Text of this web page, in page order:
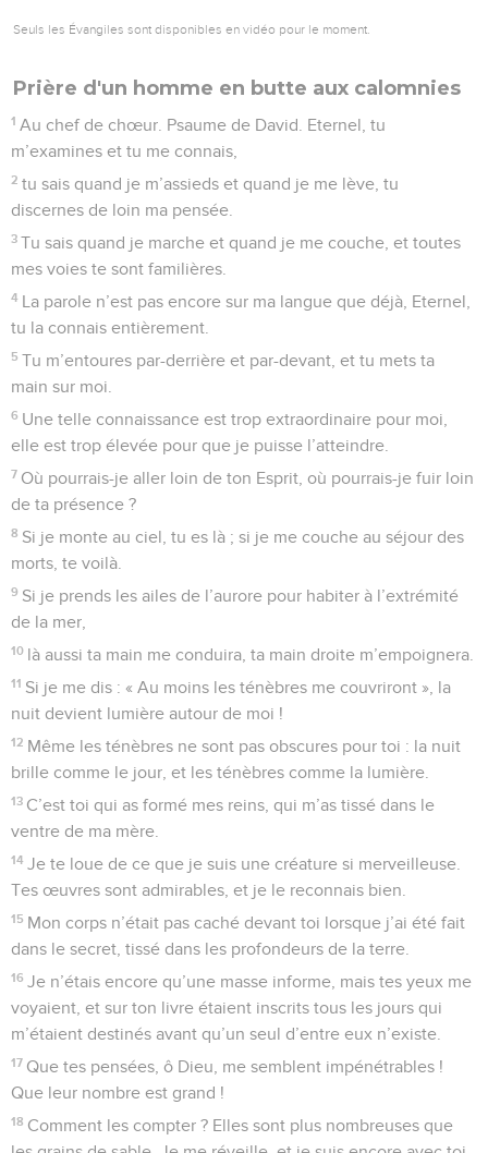
Seuls les Évangiles sont disponibles en vidéo pour le moment.
Prière d'un homme en butte aux calomnies
1 Au chef de chœur. Psaume de David. Eternel, tu
m’examines et tu me connais,
2 tu sais quand je m’assieds et quand je me lève, tu
discernes de loin ma pensée.
3 Tu sais quand je marche et quand je me couche, et toutes
mes voies te sont familières.
4 La parole n’est pas encore sur ma langue que déjà, Eternel,
tu la connais entièrement.
5 Tu m’entoures par-derrière et par-devant, et tu mets ta
main sur moi.
6 Une telle connaissance est trop extraordinaire pour moi,
elle est trop élevée pour que je puisse l’atteindre.
7 Où pourrais-je aller loin de ton Esprit, où pourrais-je fuir loin
de ta présence ?
8 Si je monte au ciel, tu es là ; si je me couche au séjour des
morts, te voilà.
9 Si je prends les ailes de l’aurore pour habiter à l’extrémité
de la mer,
10 là aussi ta main me conduira, ta main droite m’empoignera.
11 Si je me dis : « Au moins les ténèbres me couvriront », la
nuit devient lumière autour de moi !
12 Même les ténèbres ne sont pas obscures pour toi : la nuit
brille comme le jour, et les ténèbres comme la lumière.
13 C’est toi qui as formé mes reins, qui m’as tissé dans le
ventre de ma mère.
14 Je te loue de ce que je suis une créature si merveilleuse.
Tes œuvres sont admirables, et je le reconnais bien.
15 Mon corps n’était pas caché devant toi lorsque j’ai été fait
dans le secret, tissé dans les profondeurs de la terre.
16 Je n’étais encore qu’une masse informe, mais tes yeux me
voyaient, et sur ton livre étaient inscrits tous les jours qui
m’étaient destinés avant qu’un seul d’entre eux n’existe.
17 Que tes pensées, ô Dieu, me semblent impénétrables !
Que leur nombre est grand !
18 Comment les compter ? Elles sont plus nombreuses que